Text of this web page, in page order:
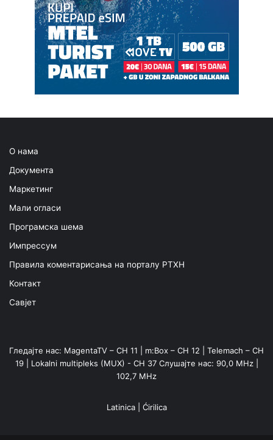
О нама
Документа
Маркетинг
Мали огласи
Програмска шема
Импрессум
Правила коментарисања на порталу РТХН
Контакт
Савјет
Гледајте нас: MagentaTV – CH 11 | m:Box – CH 12 | Telemach – CH
19 | Lokalni multipleks (MUX) - CH 37 Слушајте нас: 90,0 MHz |
102,7 MHz
Latinica| Ćirilica